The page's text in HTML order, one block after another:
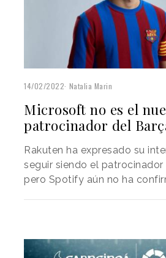
14/02/2022 Natalia Marin
Microsoft no es el
patrocinador del
Rakuten ha expresado su
seguir siendo el patrocinador
pero Spotify aún no ha